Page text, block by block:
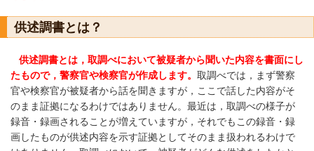
供述調書とは？
供述調書とは，取調べにおいて被疑者から聞いた内容を書面にし
たもので，警察官や検察官が作成します。 取調べでは，まず警察
官や検察官が被疑者から話を聞きますが，ここで話した内容がそ
のまま証拠になるわけではありません。最近は，取調べの様子が
録音・録画されることが増えていますが，それでもこの録音・録
画したものが供述内容を示す証拠としてそのまま扱われるわけで